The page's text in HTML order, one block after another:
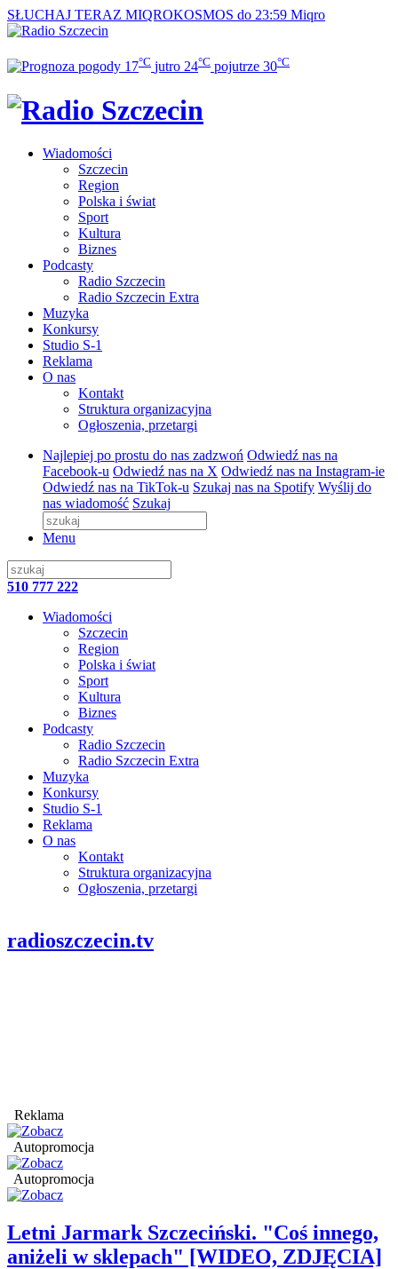
SŁUCHAJ TERAZ MIQROKOSMOS do 23:59 Miqro
17°C jutro 24°C pojutrze 30°C
Wiadomości
Szczecin
Region
Polska i świat
Sport
Kultura
Biznes
Podcasty
Radio Szczecin
Radio Szczecin Extra
Muzyka
Konkursy
Studio S-1
Reklama
O nas
Kontakt
Struktura organizacyjna
Ogłoszenia, przetargi
Najlepiej po prostu do nas zadzwoń Odwiedź nas na
Facebook-u Odwiedź nas na X Odwiedź nas na Instagram-ie
Odwiedź nas na TikTok-u Szukaj nas na Spotify Wyślij do
nas wiadomość Szukaj
Menu
510 777 222
Wiadomości
Szczecin
Region
Polska i świat
Sport
Kultura
Biznes
Podcasty
Radio Szczecin
Radio Szczecin Extra
Muzyka
Konkursy
Studio S-1
Reklama
O nas
Kontakt
Struktura organizacyjna
Ogłoszenia, przetargi
radioszczecin.tv
Reklama
Autopromocja
Autopromocja
Letni Jarmark Szczeciński. "Coś innego,
aniżeli w sklepach" [WIDEO, ZDJĘCIA]